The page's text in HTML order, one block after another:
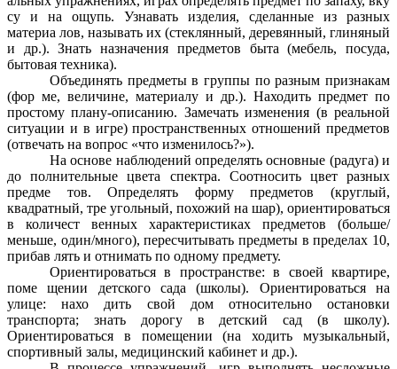
су и на ощупь. Узнавать изделия, сделанные из разных
материа лов, называть их (стеклянный, деревянный, глиняный
и др.). Знать назначения предметов быта (мебель, посуда,
бытовая техника).
Объединять предметы в группы по разным признакам
(фор ме, величине, материалу и др.). Находить предмет по
простому плану-описанию. Замечать изменения (в реальной
ситуации и в игре) пространственных отношений предметов
(отвечать на вопрос «что изменилось?»).
На основе наблюдений определять основные (радуга) и
до полнительные цвета спектра. Соотносить цвет разных
предме тов. Определять форму предметов (круглый,
квадратный, тре угольный, похожий на шар), ориентироваться
в количест венных характеристиках предметов (больше/
меньше, один/много), пересчитывать предметы в пределах 10,
прибав лять и отнимать по одному предмету.
Ориентироваться в пространстве: в своей квартире,
поме щении детского сада (школы). Ориентироваться на
улице: нахо дить свой дом относительно остановки
транспорта; знать дорогу в детский сад (в школу).
Ориентироваться в помещении (на ходить музыкальный,
спортивный залы, медицинский кабинет и др.).